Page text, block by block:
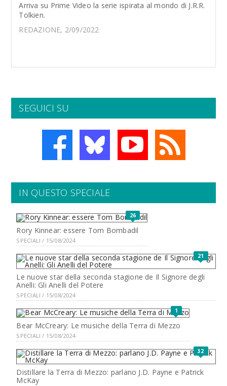
Arriva su Prime Video la serie ispirata al mondo di J.R.R.
Tolkien.
REDAZIONE, 2/09/2022
SEGUICI SU
IN QUESTO SPECIALE
26
Rory Kinnear: essere Tom Bombadil
SPECIALI / 15/08/2024
21
Le nuove star della seconda stagione de Il Signore degli
Anelli: Gli Anelli del Potere
SPECIALI / 15/08/2024
1
Bear McCreary: Le musiche della Terra di Mezzo
SPECIALI / 15/08/2024
32
Distillare la Terra di Mezzo: parlano J.D. Payne e Patrick
McKay